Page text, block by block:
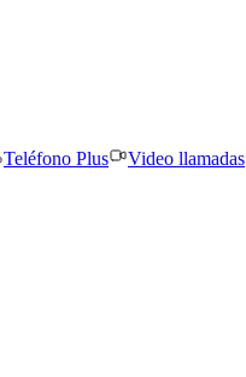
Teléfono Plus Video llamadas